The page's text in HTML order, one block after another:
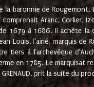
la baronnie de
comprenait Aranc, Corlier,
1679 à 1686. Il achète la
Louis, l'ainé, marquis de
à l'archevêque
en 1785. Le marquisat
prit la suite du